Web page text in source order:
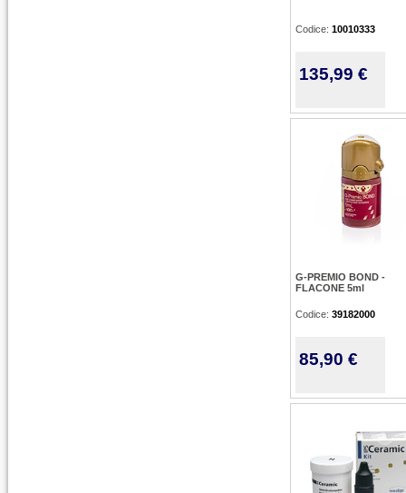
Codice: 10010333
135,99 €
G-PREMIO BOND -
FLACONE 5ml
Codice: 39182000
85,90 €